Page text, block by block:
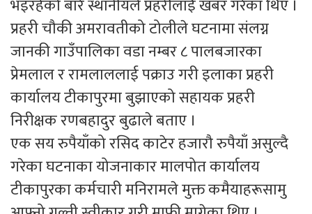
भइरहेको बारे स्थानीयले प्रहरीलाई खबर गरेका थिए ।
प्रहरी चौकी अमरावतीको टोलीले घटनामा संलग्न
जानकी गाउँपालिका वडा नम्बर ८ पालबजारका
प्रेमलाल र रामलाललाई पक्राउ गरी इलाका प्रहरी
कार्यालय टीकापुरमा बुझाएको सहायक प्रहरी
निरीक्षक रणबहादुर बुढाले बताए ।
एक सय रुपैयाँको रसिद काटेर हजारौ रुपैयाँ असुल्दै
गरेका घटनाका योजनाकार मालपोत कार्यालय
टीकापुरका कर्मचारी मनिरामले मुक्त कमैयाहरूसामु